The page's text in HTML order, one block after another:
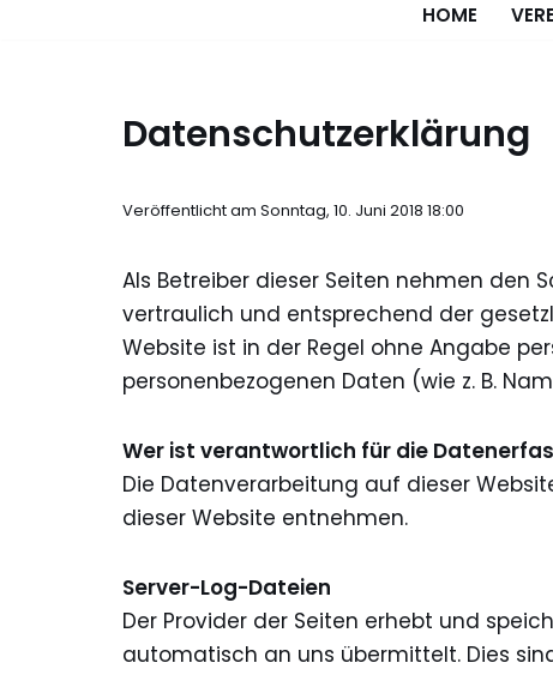
HOME
Datenschutzerklärung
Veröffentlicht am Sonntag, 10. Juni 2018 18:00
Als Betreiber dieser Seiten nehmen den
vertraulich und entsprechend der
Website ist in der Regel ohne Angabe
personenbezogenen Daten (wie z. B.
Wer ist verantwortlich für die
Die Datenverarbeitung auf dieser
dieser Website entnehmen.
Server-Log-Dateien
Der Provider der Seiten erhebt und
automatisch an uns übermittelt. Dies